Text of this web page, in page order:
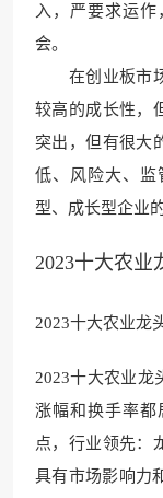
入 ，严要求运作
会。
在创业板市
较高的成长性，
突出，但有很大
低、风险大、监
型、成长型企业
2023十大农业
2023十大农业龙
2023十大农业龙
涨幅和换手率都
点，行业领先：
具有市场影响力